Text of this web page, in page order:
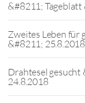
&#8211;
Zweites Leben für
&#8211; 25.8.2018
Drahtesel
24.8.2018